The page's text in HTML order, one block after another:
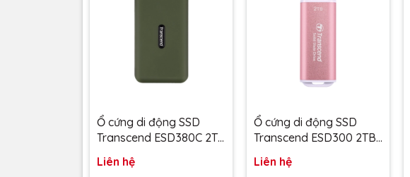
Ổ cứng di động SSD
Transcend ESD380C 2TB
TS2TESD380C - Bảo
Liên hệ
Ổ cứng di động SSD
Transcend ESD300 2TB
TS2TESD300P - Bảo
Liên hệ